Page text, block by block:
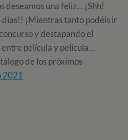
deseamos una feliz… ¡Shh!
días!! ¡Mientras tanto podéis ir
y destapando el
película y película…
de los próximos
2021